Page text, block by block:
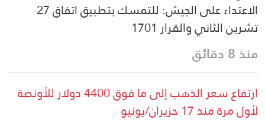
الاعتداء على الجيش: للتمسك بتطبيق اتفاق 27
تشرين الثاني والقرار 1701
منذ 8 دقائق
ارتفاع سعر الذهب إلى ما فوق 4400 دولار للأونصة
لأول مرة منذ 17 حزيران/يونيو